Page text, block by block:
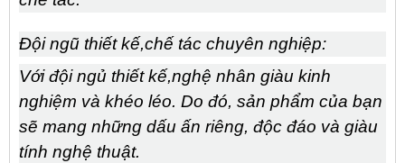
Đội ngũ thiết kế,chế tác chuyên nghiệp:
Với đội ngủ thiết kế,nghệ nhân giàu kinh
nghiệm và khéo léo. Do đó, sản phẩm của bạn
sẽ mang những dấu ấn riêng, độc đáo và giàu
tính nghệ thuật.